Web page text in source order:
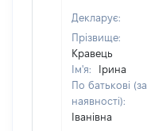
Декларує:
Прізвище:
Кравець
Ім'я:
Ірина
По батькові (за
наявності):
Іванівна